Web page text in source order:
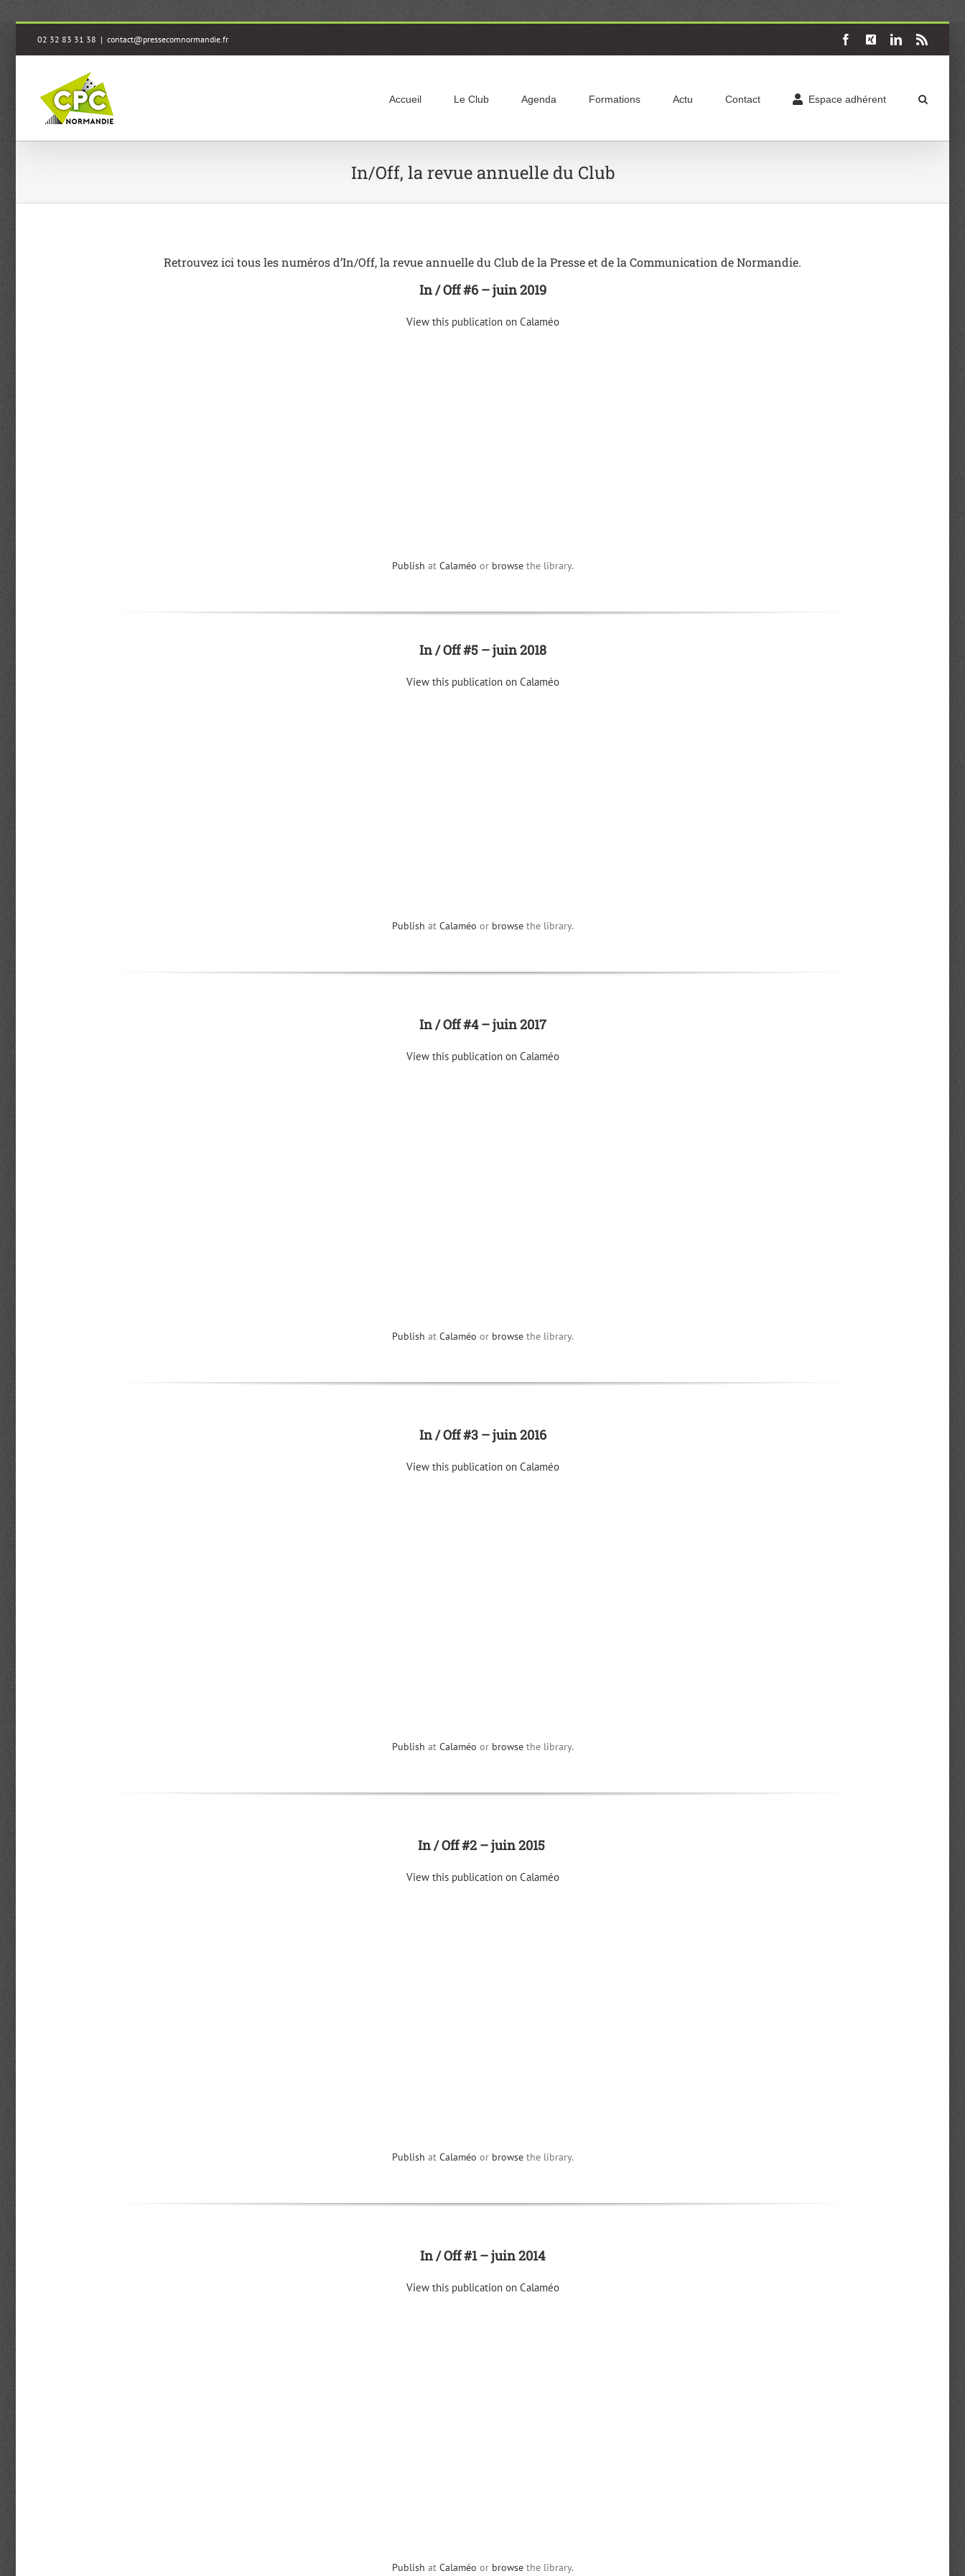
Passer
contenu
02 32 83 31 38 | contact@pressecomnormandie.fr Facebook
X LinkedIn
Accueil Le Club Agenda Formations Actu Contact Espace adhérent
In/Off, la revue annuelle du Club
Retrouvez ici tous les numéros d’In/Off, la revue annuelle du Club de la Presse et de la Communication de Normandie.
In / Off #6 – juin 2019
View this publication on Calaméo
Publish at Calaméo or browsethe library.
In / Off #5 – juin 2018
View this publication on Calaméo
Publish at Calaméo or browsethe library.
In / Off #4 – juin 2017
View this publication on Calaméo
Publish at Calaméo or browsethe library.
In / Off #3 – juin 2016
View this publication on Calaméo
Publish at Calaméo or browsethe library.
In / Off #2 – juin 2015
View this publication on Calaméo
Publish at Calaméo or browsethe library.
In / Off #1 – juin 2014
View this publication on Calaméo
Publish at Calaméo or browsethe library.